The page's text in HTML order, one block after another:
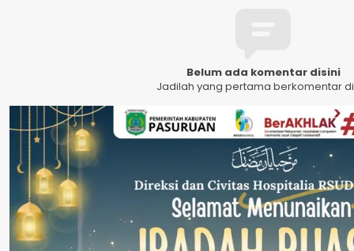
Belum ada komentar disini
Jadilah yang pertama berkomentar